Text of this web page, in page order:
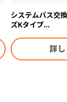
システムバス交
ズKタイプ...
詳